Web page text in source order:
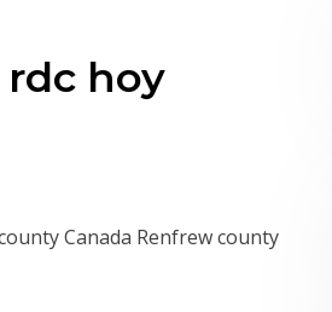
rdc hoy
Canada Renfrew county